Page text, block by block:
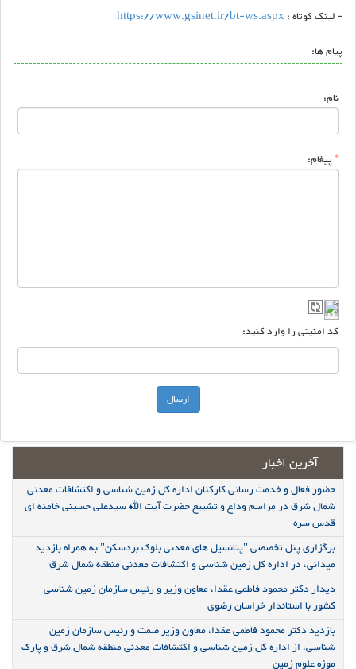
- لینک کوتاه : https://www.gsinet.ir/bt-ws.aspx
پیام ها:
نام:
*پیغام:
کد امنیتی را وارد کنید:
آخرین اخبار
حضور فعال و خدمت رسانی کارکنان اداره کل زمین شناسی و اکتشافات معدنی
شمال شرق در مراسم وداع و تشییع حضرت آیت الله سیدعلی حسینی خامنه ای
قدس سره
برگزاری پنل تخصصی "پتانسیل های معدنی بلوک بردسکن" به همراه بازدید
میدانی، در اداره کل زمین شناسی و اکتشافات معدنی منطقه شمال شرق
دیدار دکتر محمود فاطمی عقدا، معاون وزیر و رئیس سازمان زمین شناسی
کشور با استاندار خراسان رضوی
بازدید دکتر محمود فاطمی عقدا، معاون وزیر صمت و رئیس سازمان زمین
شناسی، از اداره کل زمین شناسی و اکتشافات معدنی منطقه شمال شرق و پارک
موزه علوم زمین